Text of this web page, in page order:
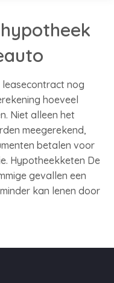
nog
hoeveel
Niet alleen het
meegerekend,
betalen voor
Hypotheekketen De
gevallen een
kan lenen door